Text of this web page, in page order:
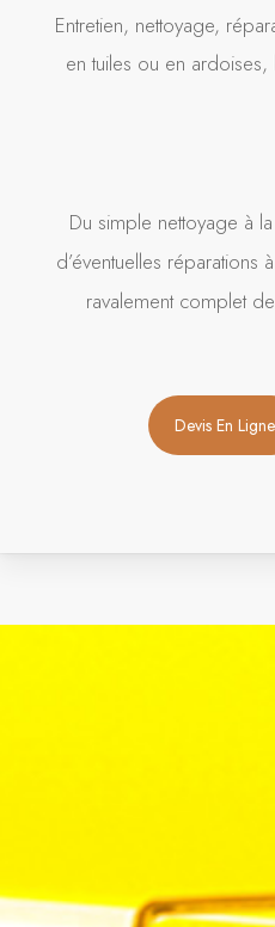
Entretien, nettoyage,
en tuiles ou en
Du simple nettoyage à
d’éventuelles réparations à
ravalement complet
Devis En Ligne